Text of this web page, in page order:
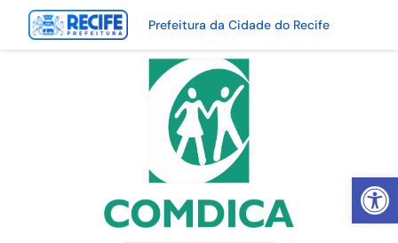
Abrir
Prefeitura da Cidade do Recife